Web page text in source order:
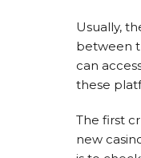
Usually,
between
can
these
The first
new